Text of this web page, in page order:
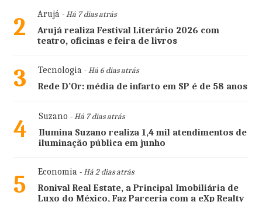
2 Arujá- Há 7 dias atrás
Arujá realiza Festival Literário 2026 com
teatro, oficinas e feira de livros
3 Tecnologia- Há 6 dias atrás
Rede D’Or: média de infarto em SP é de 58 anos
4 Suzano - Há 7 dias atrás
Ilumina Suzano realiza 1,4 mil atendimentos de
iluminação pública em junho
5 Economia- Há 2 dias atrás
Ronival Real Estate, a Principal Imobiliária de
Luxo do México, Faz Parceria com a eXp Realty